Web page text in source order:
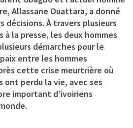
Allassane Ouattara, a donné
décisions. À travers plusieurs
la presse, les deux hommes
démarches pour le
entre les hommes
cette crise meurtrière où
ont perdu la vie, avec ses
important d’ivoiriens